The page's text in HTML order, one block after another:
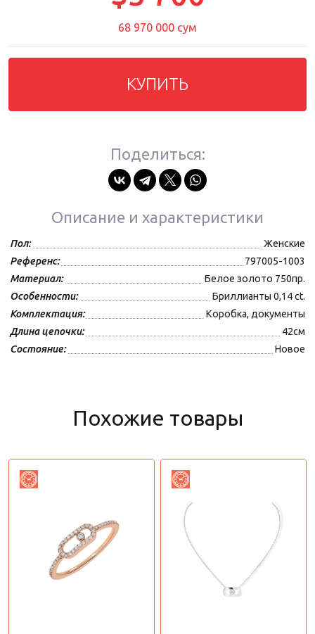
68 970 000 сум
КУПИТЬ
Поделиться:
Описание и характеристики
Пол:
Женские
Референс:
797005-1003
Материал:
Белое золото 750пр.
Особенности:
Бриллианты 0,14 ct.
Комплектация:
Коробка, документы
Длина цепочки:
42см
Состояние:
Новое
Похожие товары